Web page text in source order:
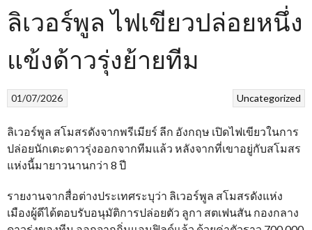
ลิเวอร์พูล ไฟเขียวปล่อยหนึ่ง
แข้งด้าวรุ่งย้ายทีม
Uncategorized
01/07/2026
ลิเวอร์พูล สโมสรดังจากพรีเมียร์ ลีก อังกฤษ เปิดไฟเขียวในการ
ปล่อยนักเตะดาวรุ่งออกจากทีมแล้ว หลังจากที่เขาอยู่กับสโมสร
แห่งนี้มายาวนานกว่า 8 ปี
รายงานจากสื่อต่างประเทศระบุว่า ลิเวอร์พูล สโมสรดังแห่ง
เมืองผู้ดีได้ตอบรับอนุมัติการปล่อยตัว ลูกา สตเฟนสัน กองกลาง